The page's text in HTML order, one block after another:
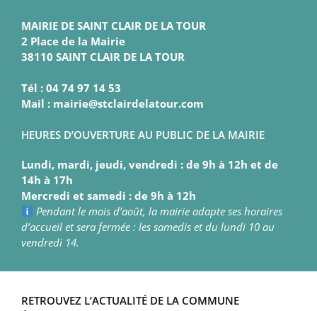
MAIRIE DE SAINT CLAIR DE LA TOUR
2 Place de la Mairie
38110 SAINT CLAIR DE LA TOUR
Tél : 04 74 97 14 53
Mail : mairie@stclairdelatour.com
HEURES D’OUVERTURE AU PUBLIC DE LA MAIRIE
Lundi, mardi, jeudi, vendredi : de 9h à 12h et de
14h à 17h
Mercredi et samedi : de 9h à 12h
Pendant le mois d’août, la mairie adapte ses horaires
d’accueil et sera fermée : les samedis et du lundi 10 au
vendredi 14.
RETROUVEZ L’ACTUALITÉ DE LA COMMUNE